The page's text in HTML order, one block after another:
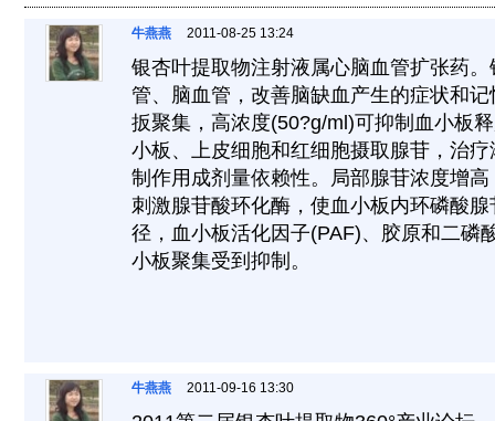
牛燕燕 2011-08-25 13:24
银杏叶提取物注射液属心脑血管扩张药
管、脑血管，改善脑缺血产生的症状和
扳聚集，高浓度(50?g/ml)可抑制血小板
小板、上皮细胞和红细胞摄取腺苷，治
制作用成剂量依赖性。局部腺苷浓度增
刺激腺苷酸环化酶，使血小板内环磷酸
径，血小板活化因子(PAF)、胶原和二磷
小板聚集受到抑制。
牛燕燕 2011-09-16 13:30